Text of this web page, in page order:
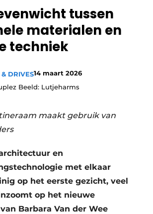
statement
tussen
materialen en
techniek
DRIVES14 maart 2026
Beeld: Lutjeharms
maakt gebruik van
en
met elkaar
op het eerste gezicht, veel
op het nieuwe
Barbara Van der Wee